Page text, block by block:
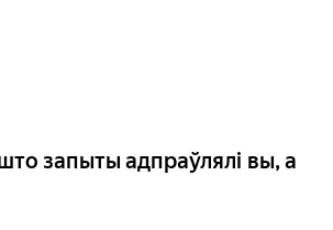
запыты адпраўлялі вы, а